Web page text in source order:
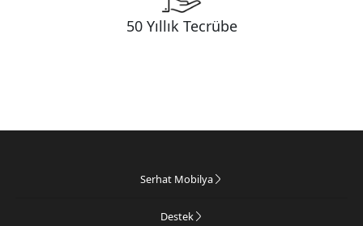
50 Yıllık Tecrübe
Serhat Mobilya
Destek